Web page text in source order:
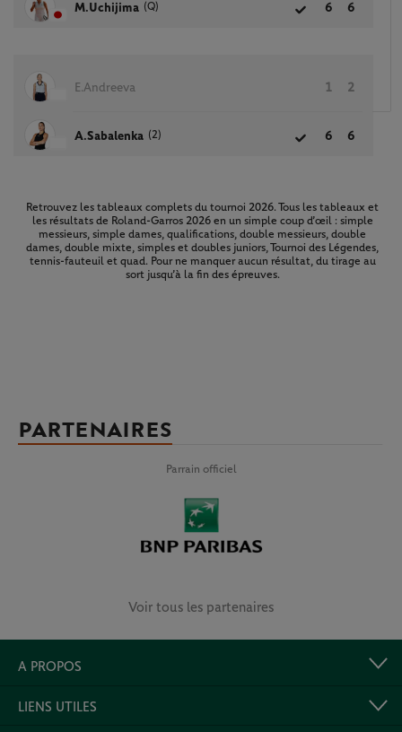
M.Uchijima (Q) 6 6
E.Andreeva 1 2
A.Sabalenka (2) 6 6
Retrouvez les tableaux complets du tournoi 2026. Tous les tableaux et
les résultats de Roland-Garros 2026 en un simple coup d’œil : simple
messieurs, simple dames, qualifications, double messieurs, double
dames, double mixte, simples et doubles juniors, Tournoi des Légendes,
tennis-fauteuil et quad. Pour ne manquer aucun résultat, du tirage au
sort jusqu’à la fin des épreuves.
PARTENAIRES
Parrain officiel
Voir tous les partenaires
A PROPOS
LIENS UTILES